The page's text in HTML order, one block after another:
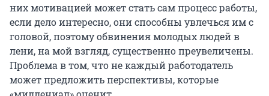
них мотивацией может стать сам процесс работы,
если дело интересно, они способны увлечься им с
головой, поэтому обвинения молодых людей в
лени, на мой взгляд, существенно преувеличены.
Проблема в том, что не каждый работодатель
может предложить перспективы, которые